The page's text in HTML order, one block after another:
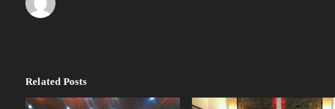
Related Posts